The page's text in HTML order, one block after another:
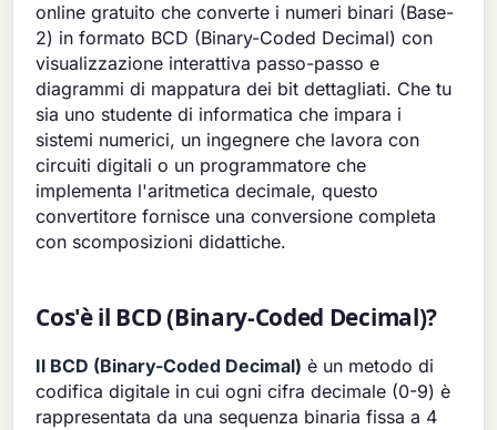
online gratuito che converte i numeri binari (Base-
2) in formato BCD (Binary-Coded Decimal) con
visualizzazione interattiva passo-passo e
diagrammi di mappatura dei bit dettagliati. Che tu
sia uno studente di informatica che impara i
sistemi numerici, un ingegnere che lavora con
circuiti digitali o un programmatore che
implementa l'aritmetica decimale, questo
convertitore fornisce una conversione completa
con scomposizioni didattiche.
Cos'è il BCD (Binary-Coded Decimal)?
Il BCD (Binary-Coded Decimal) è un metodo di
codifica digitale in cui ogni cifra decimale (0-9) è
rappresentata da una sequenza binaria fissa a 4